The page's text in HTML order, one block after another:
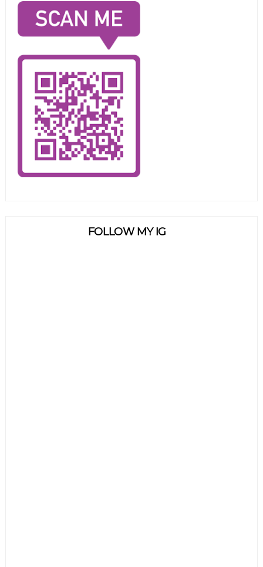
FOLLOW MY IG